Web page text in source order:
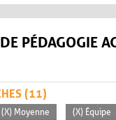
PÉDAGOGIE
(11)
(X) Moyenne (X) Équipe